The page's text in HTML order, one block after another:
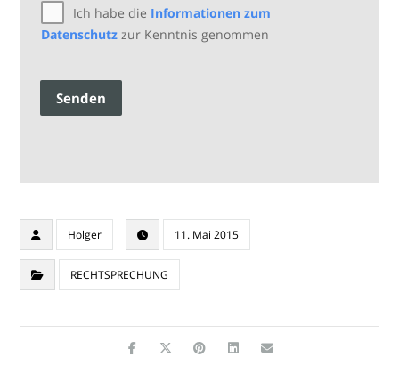
Ich habe die Informationen zum
Datenschutzzur Kenntnis genommen
Senden
Holger 11. Mai 2015
RECHTSPRECHUNG